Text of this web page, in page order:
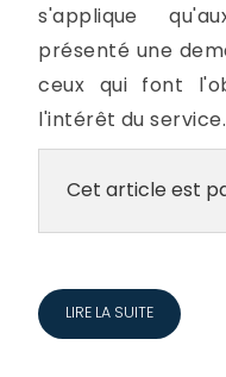
s'applique
présenté une
ceux qui font
l'intérêt du service.
Cet article est
LIRE LA SUITE